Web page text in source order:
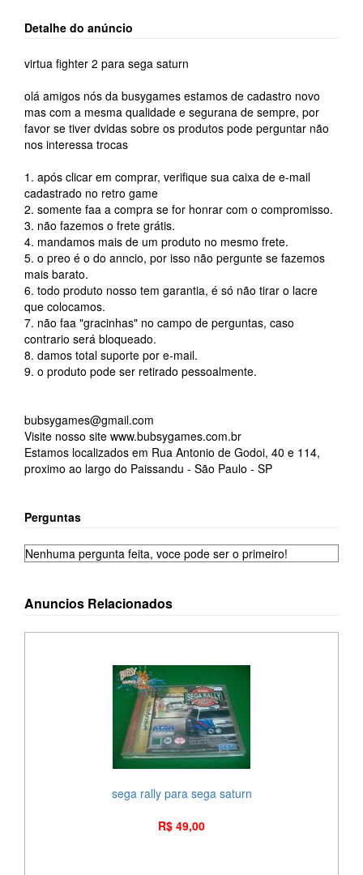
Detalhe do anúncio
virtua fighter 2 para sega saturn
olá amigos nós da busygames estamos de cadastro novo
mas com a mesma qualidade e segurana de sempre, por
favor se tiver dvidas sobre os produtos pode perguntar não
nos interessa trocas
1. após clicar em comprar, verifique sua caixa de e-mail
cadastrado no retro game
2. somente faa a compra se for honrar com o compromisso.
3. não fazemos o frete grátis.
4. mandamos mais de um produto no mesmo frete.
5. o preo é o do anncio, por isso não pergunte se fazemos
mais barato.
6. todo produto nosso tem garantia, é só não tirar o lacre
que colocamos.
7. não faa "gracinhas" no campo de perguntas, caso
contrario será bloqueado.
8. damos total suporte por e-mail.
9. o produto pode ser retirado pessoalmente.
bubsygames@gmail.com
Visite nosso site www.bubsygames.com.br
Estamos localizados em Rua Antonio de Godoi, 40 e 114,
proximo ao largo do Paissandu - São Paulo - SP
Perguntas
Nenhuma pergunta feita, voce pode ser o primeiro!
Anuncios Relacionados
sega rally para sega saturn
R$ 49,00